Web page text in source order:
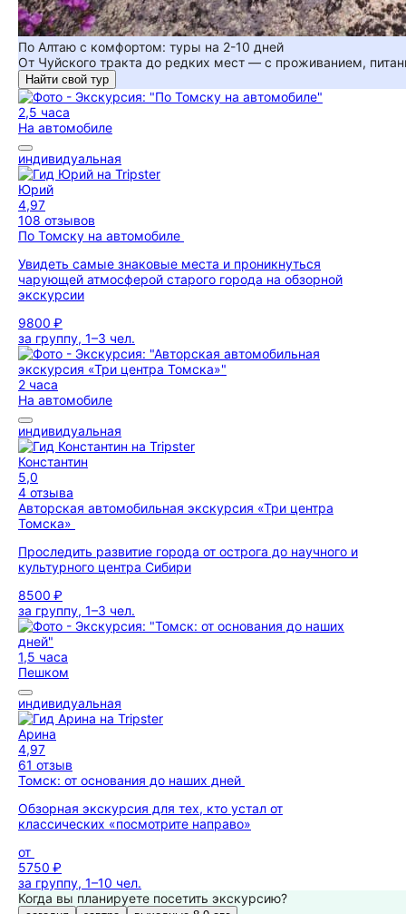
По Алтаю с комфортом: туры на 2-10 дней
От Чуйского тракта до редких мест — с проживанием,
Найти свой тур
2,5 часа
На автомобиле
индивидуальная
Юрий
4,97
108 отзывов
По Томску на автомобиле
Увидеть самые знаковые места и проникнуться
чарующей атмосферой старого города на обзорной
экскурсии
9800 ₽
за группу, 1–3 чел.
2 часа
На автомобиле
индивидуальная
Константин
5,0
4 отзыва
Авторская автомобильная экскурсия «Три центра
Томска»
Проследить развитие города от острога до научного и
культурного центра Сибири
8500 ₽
за группу, 1–3 чел.
1,5 часа
Пешком
индивидуальная
Арина
4,97
61 отзыв
Томск: от основания до наших дней
Обзорная экскурсия для тех, кто устал от
классических «посмотрите направо»
от
5750 ₽
за группу, 1–10 чел.
Когда вы планируете посетить экскурсию?